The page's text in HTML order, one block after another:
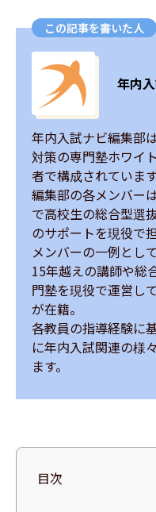
この記事を書いた人
年内
年内入試ナビ編集部
対策の専門塾ホワイ
者で構成されています
編集部の各メンバー
で高校生の総合型選
のサポートを現役で
メンバーの一例とし
15年越えの講師や総
門塾を現役で運営し
が在籍。
各教員の指導経験に
に年内入試関連の様
ます。
目次